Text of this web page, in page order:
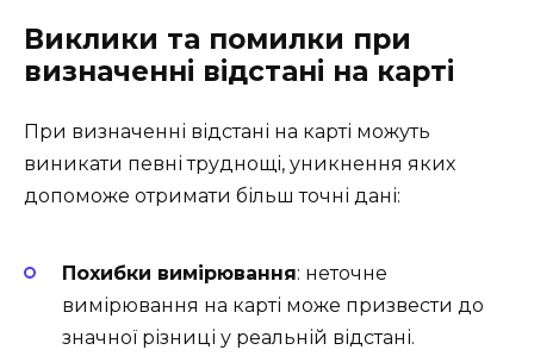
Виклики та помилки при
визначенні відстані на карті
При визначенні відстані на карті можуть
виникати певні труднощі, уникнення яких
допоможе отримати більш точні дані:
Похибки вимірювання: неточне
вимірювання на карті може призвести до
значної різниці у реальній відстані.